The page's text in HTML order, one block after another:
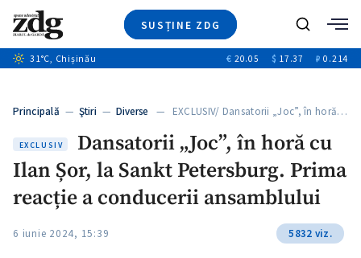
SUSȚINE ZDG
Ştiri
+12
Video
Special
Blog
ZdGust
Caută
31°C, Chișinău € 20.05 $ 17.37 ₽ 0.214
Principală — Ştiri — Diverse — EXCLUSIV/ Dansatorii „Joc”, în horă…
EXCLUSIV
Dansatorii „Joc”, în horă cu
Ilan Șor, la Sankt Petersburg. Prima
reacție a conducerii ansamblului
6 iunie 2024, 15:39 5832 viz.